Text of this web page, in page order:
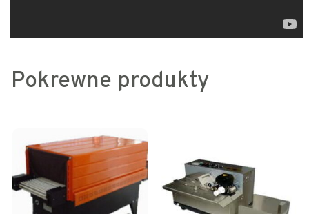
Pokrewne produkty